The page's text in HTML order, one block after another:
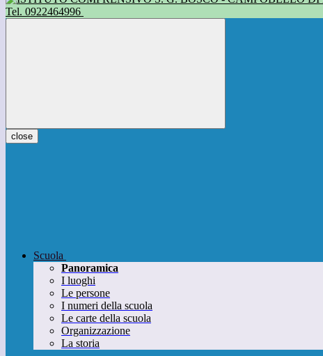
Tel. 0922464996
close
Scuola
Panoramica
I luoghi
Le persone
I numeri della scuola
Le carte della scuola
Organizzazione
La storia